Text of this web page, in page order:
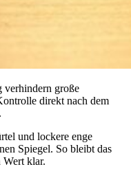
verhindern große
direkt nach dem
und lockere enge
Spiegel. So bleibt das
Wert klar.